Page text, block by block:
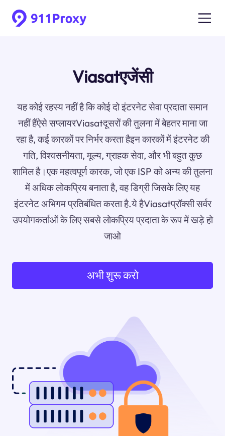
Viasatएजेंसी
यह कोई रहस्य नहीं है कि कोई दो इंटरनेट सेवा प्रदाता समान
नहीं हैंऐसे सप्लायरViasatदूसरों की तुलना में बेहतर माना जा
रहा है, कई कारकों पर निर्भर करता हैइन कारकों में इंटरनेट की
गति, विश्वसनीयता, मूल्य, ग्राहक सेवा, और भी बहुत कुछ
शामिल है।एक महत्वपूर्ण कारक, जो एक ISP को अन्य की तुलना
में अधिक लोकप्रिय बनाता है, वह डिग्री जिसके लिए यह
इंटरनेट अभिगम प्रतिबंधित करता है.ये हैViasatप्रॉक्सी सर्वर
उपयोगकर्ताओं के लिए सबसे लोकप्रिय प्रदाता के रूप में खड़े हो
जाओ
अभी शुरू करो